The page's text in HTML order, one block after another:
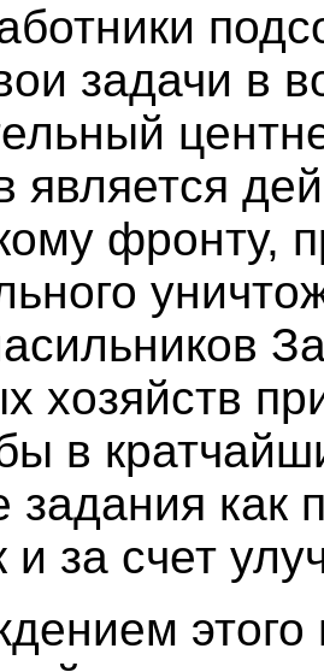
задачи в
является
фронту,
хозяйств
в
задания как
и за счет